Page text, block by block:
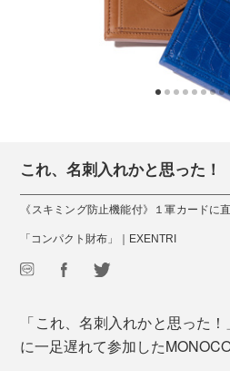
これ、名刺入れかと思った！
《スキミング防止機能付》１軍カードに
「コンパクト財布」｜EXENTRI
「これ、名刺入れかと思った
に一足遅れて参加した